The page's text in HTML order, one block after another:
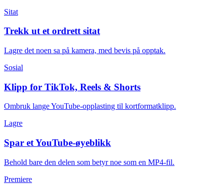
Sitat
Trekk ut et ordrett sitat
Lagre det noen sa på kamera, med bevis på opptak.
Sosial
Klipp for TikTok, Reels & Shorts
Ombruk lange YouTube-opplasting til kortformatklipp.
Lagre
Spar et YouTube-øyeblikk
Behold bare den delen som betyr noe som en MP4-fil.
Premiere